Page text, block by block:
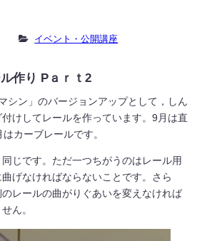
イベント・公開講座
作り Pａｒｔ2
シン」のバージョンアップとして，しん
けしてレールを作っています。9月は直
カーブレールです。
じです。ただ一つちがうのはレール用
げなければならないことです。さら
レールの曲がりぐあいを変えなければ
ん。